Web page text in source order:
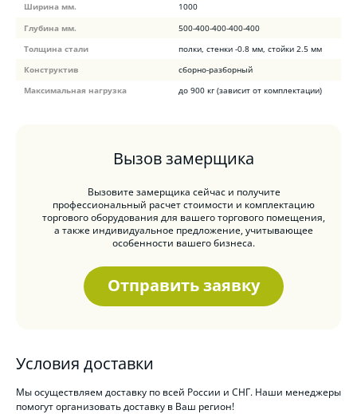
Ширина мм.
1000
Глубина мм.
500-400-400-400-400
Толщина стали
полки, стенки -0.8 мм, стойки 2.5 мм
Конструктив
сборно-разборный
Максимальная нагрузка
до 900 кг (зависит от комплектации)
Вызов замерщика
Вызовите замерщика сейчас и получите
профессиональный расчет стоимости и комплектацию
торгового оборудования для вашего торгового помещения,
а также индивидуальное предложение, учитывающее
особенности вашего бизнеса.
Отправить заявку
Условия доставки
Мы осуществляем доставку по всей России и СНГ. Наши менеджеры
помогут организовать доставку в Ваш регион!